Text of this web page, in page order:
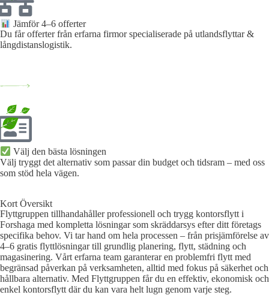
Jämför 4–6 offerter
Du får offerter från erfarna firmor specialiserade på utlandsflyttar &
långdistanslogistik.
Välj den bästa lösningen​
Välj tryggt det alternativ som passar din budget och tidsram – med oss
som stöd hela vägen.
Kort Översikt
Flyttgruppen tillhandahåller professionell och trygg kontorsflytt i
Forshaga med kompletta lösningar som skräddarsys efter ditt företags
specifika behov. Vi tar hand om hela processen – från prisjämförelse av
4–6 gratis flyttlösningar till grundlig planering, flytt, städning och
magasinering. Vårt erfarna team garanterar en problemfri flytt med
begränsad påverkan på verksamheten, alltid med fokus på säkerhet och
hållbara alternativ. Med Flyttgruppen får du en effektiv, ekonomisk och
enkel kontorsflytt där du kan vara helt lugn genom varje steg.